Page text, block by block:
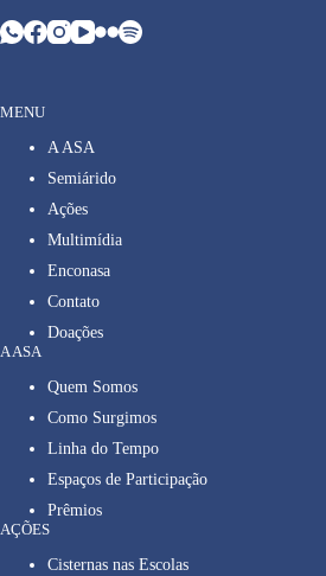
MENU
A ASA
Semiárido
Ações
Multimídia
Enconasa
Contato
Doações
A ASA
Quem Somos
Como Surgimos
Linha do Tempo
Espaços de Participação
Prêmios
AÇÕES
Cisternas nas Escolas